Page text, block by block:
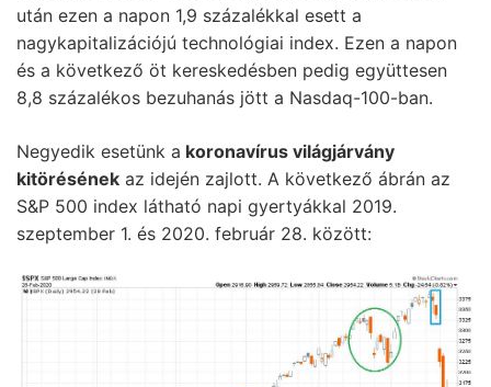
után ezen a napon 1,9 százalékkal esett a
nagykapitalizációjú technológiai index. Ezen a napon
és a következő öt kereskedésben pedig együttesen
8,8 százalékos bezuhanás jött a Nasdaq-100-ban.
Negyedik esetünk a koronavírus világjárvány
kitörésének az idején zajlott. A következő ábrán az
S&P 500 index látható napi gyertyákkal 2019.
szeptember 1. és 2020. február 28. között: